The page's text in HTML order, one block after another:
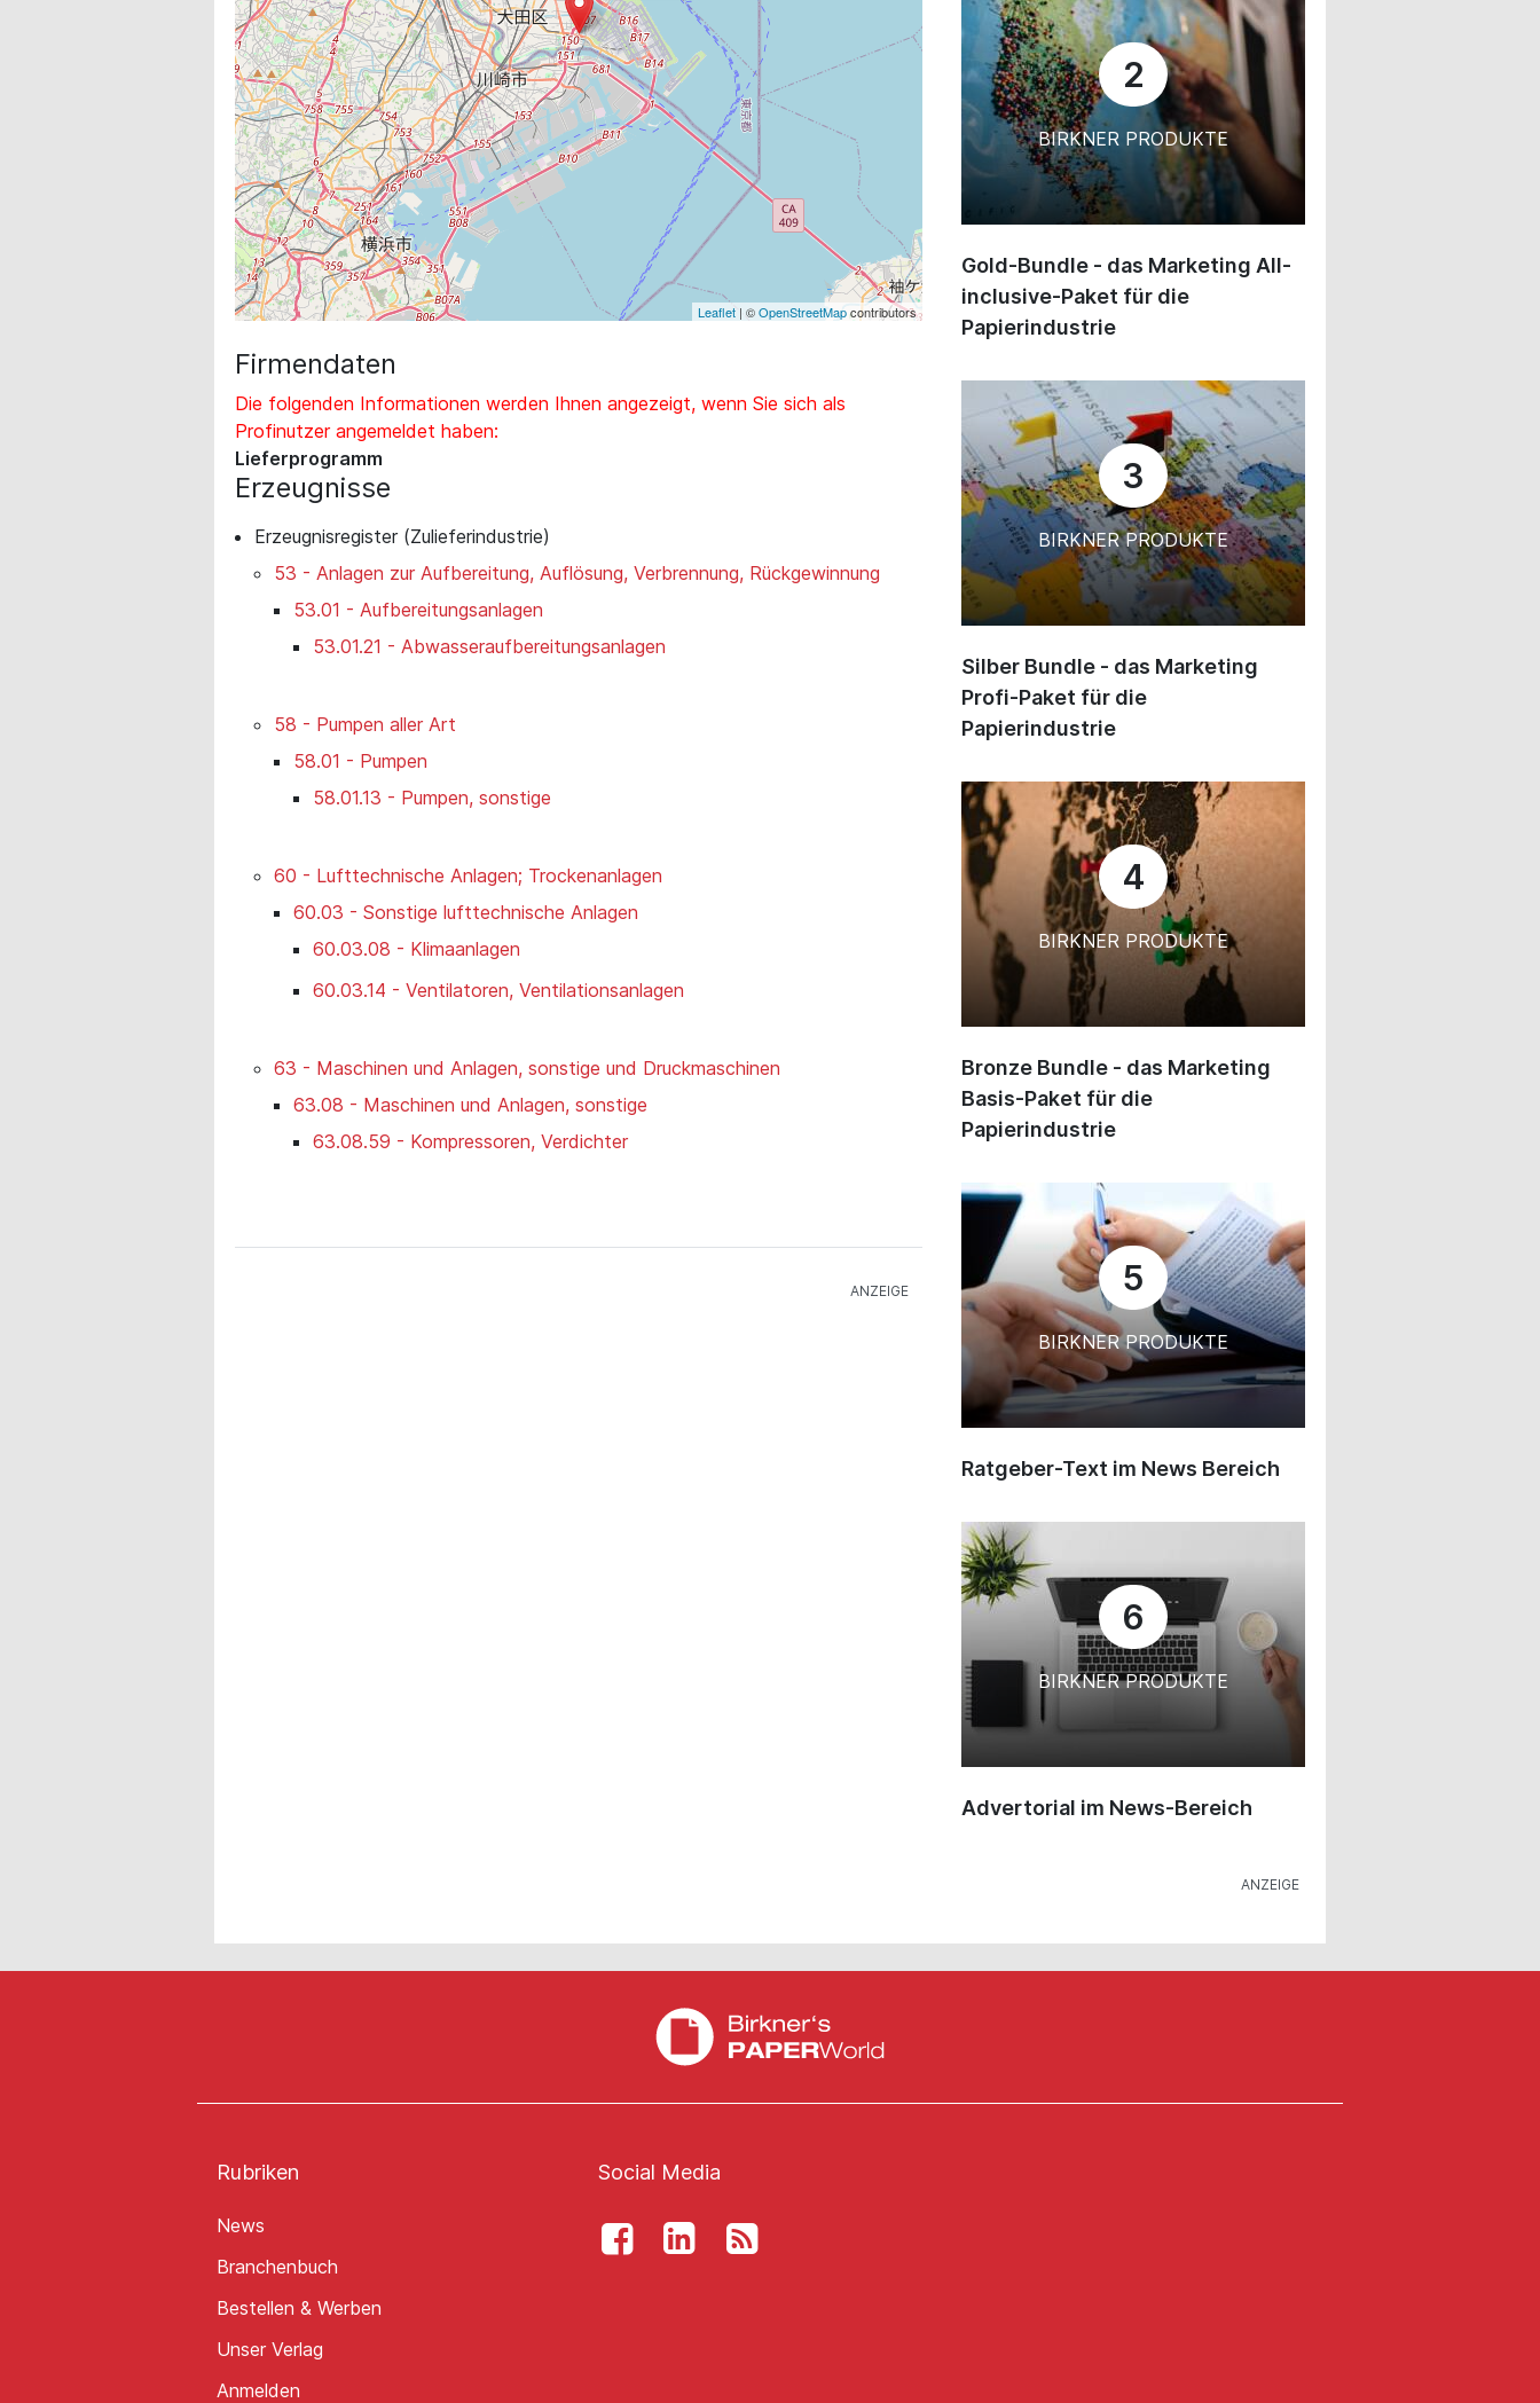
Leaflet | ©OpenStreetMapcontributors
Firmendaten
Die folgenden Informationen werden Ihnen angezeigt, wenn Sie sich als
Profinutzer angemeldet haben:
Lieferprogramm
Erzeugnisse
Erzeugnisregister (Zulieferindustrie)
53 - Anlagen zur Aufbereitung, Auflösung, Verbrennung, Rückgewinnung
53.01 - Aufbereitungsanlagen
53.01.21 - Abwasseraufbereitungsanlagen
58 - Pumpen aller Art
58.01 - Pumpen
58.01.13 - Pumpen, sonstige
60 - Lufttechnische Anlagen; Trockenanlagen
60.03 - Sonstige lufttechnische Anlagen
60.03.08 - Klimaanlagen
60.03.14 - Ventilatoren, Ventilationsanlagen
63 - Maschinen und Anlagen, sonstige und Druckmaschinen
63.08 - Maschinen und Anlagen, sonstige
63.08.59 - Kompressoren, Verdichter
2
BIRKNER PRODUKTE
Gold-Bundle - das Marketing All-
inclusive-Paket für die
Papierindustrie
3
BIRKNER PRODUKTE
Silber Bundle - das Marketing
Profi-Paket für die
Papierindustrie
4
BIRKNER PRODUKTE
Bronze Bundle - das Marketing
Basis-Paket für die
Papierindustrie
5
BIRKNER PRODUKTE
Ratgeber-Text im News Bereich
6
BIRKNER PRODUKTE
Advertorial im News-Bereich
Rubriken
News
Branchenbuch
Bestellen & Werben
Unser Verlag
Anmelden
Social Media